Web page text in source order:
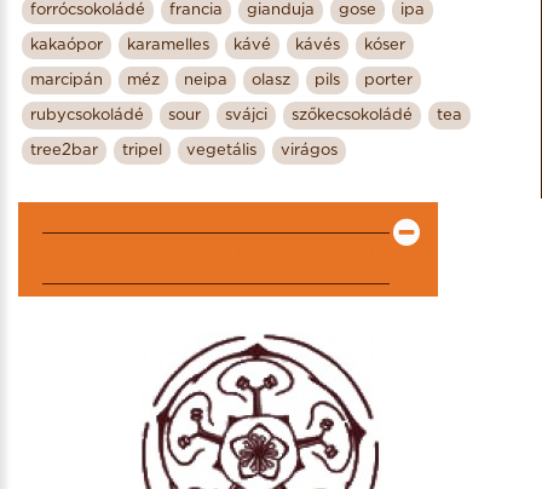
forrócsokoládé francia gianduja gose ipa
kakaópor karamelles kávé kávés kóser
marcipán méz neipa olasz pils porter
rubycsokoládé sour svájci szőkecsokoládé tea
tree2bar tripel vegetális virágos